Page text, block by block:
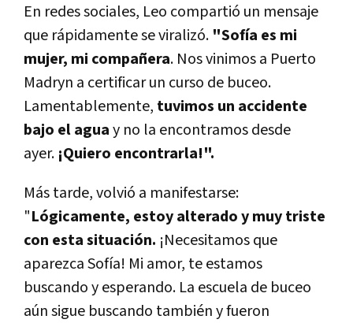
En redes sociales, Leo compartió un mensaje
que rápidamente se viralizó. "Sofía es mi
mujer, mi compañera. Nos vinimos a Puerto
Madryn a certificar un curso de buceo.
Lamentablemente, tuvimos un accidente
bajo el aguay no la encontramos desde
ayer. ¡Quiero encontrarla!".
Más tarde, volvió a manifestarse:
"Lógicamente, estoy alterado y muy triste
con esta situación. ¡Necesitamos que
aparezca Sofía! Mi amor, te estamos
buscando y esperando. La escuela de buceo
aún sigue buscando también y fueron